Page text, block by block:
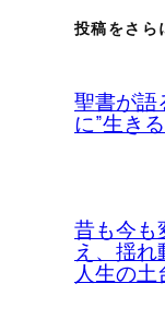
投稿をさら
聖書が語
に”生き
昔も今も
え、揺
人生の土